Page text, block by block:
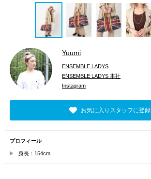
Yuumi
ENSEMBLE LADYS
ENSEMBLE LADYS 本社
Instagram
お気に入りスタッフに登録
プロフィール
身長：154cm